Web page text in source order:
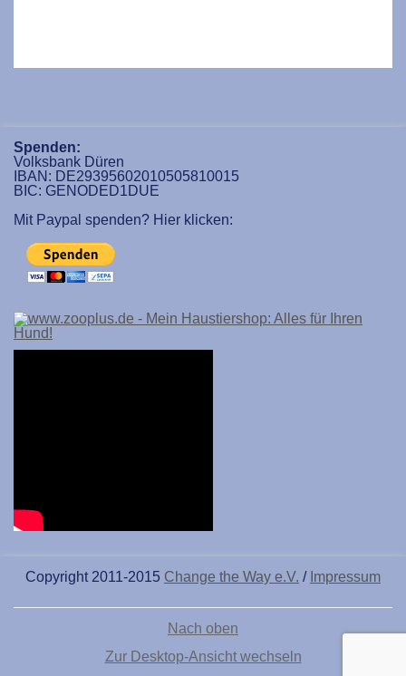
Spenden:
Volksbank Düren
IBAN: DE29395602010505810015
BIC: GENODED1DUE
Mit Paypal spenden? Hier klicken:
Copyright 2011-2015 Change the Way e.V. / Impressum
Nach oben
Zur Desktop-Ansicht wechseln